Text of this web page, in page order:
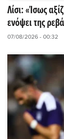
Λίσι: «Ίσως
ενόψει της
07/08/2026 - 00:32